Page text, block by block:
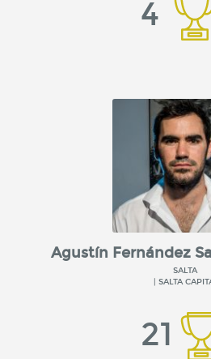
4
Agustín Fernández
SALTA
| SALTA
21